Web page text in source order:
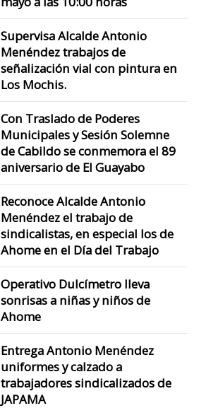
Supervisa Alcalde Antonio
Menéndez trabajos de
señalización vial con pintura en
Los Mochis.
Con Traslado de Poderes
Municipales y Sesión Solemne
de Cabildo se conmemora el 89
aniversario de El Guayabo
Reconoce Alcalde Antonio
Menéndez el trabajo de
sindicalistas, en especial los de
Ahome en el Día del Trabajo
Operativo Dulcímetro lleva
sonrisas a niñas y niños de
Ahome
Entrega Antonio Menéndez
uniformes y calzado a
trabajadores sindicalizados de
JAPAMA